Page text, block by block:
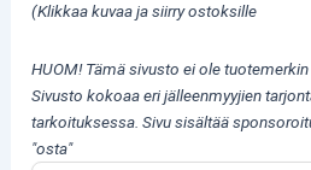
(Klikkaa kuvaa ja siirry ostoksille
HUOM! Tämä sivusto ei ole tuotemerkin
Sivusto kokoaa eri jälleenmyyjien
tarkoituksessa.Sivu sisältää
"osta"